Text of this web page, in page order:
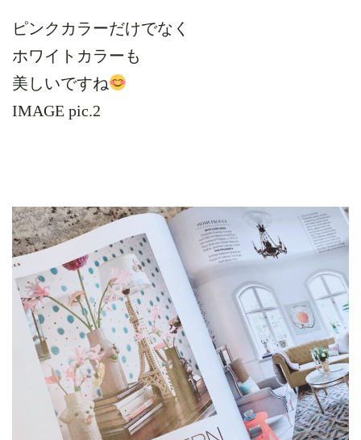
ピンクカラーだけでなく
ホワイトカラーも
美しいですね
IMAGE pic.2